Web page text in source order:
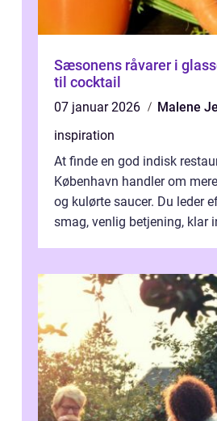
Sæsonens råvarer i
til cocktail
07 januar 2026
Malene
inspiration
At finde en god indisk
København handler om
og kulørte saucer. Du leder
smag, venlig betjening, klar